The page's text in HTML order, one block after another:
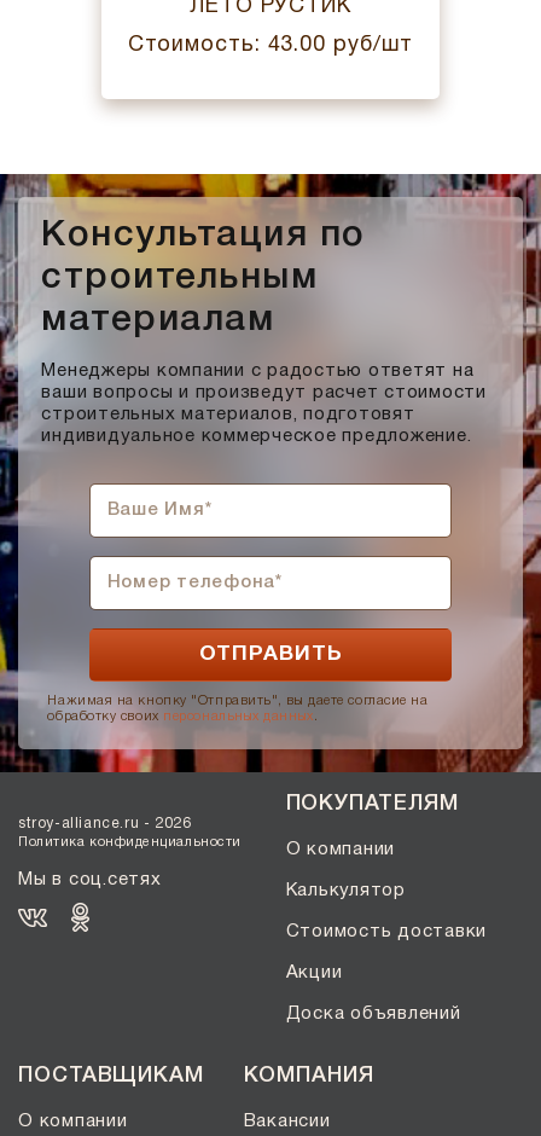
ЛЕТО РУСТИК
Стоимость: 43.00 руб/шт
Консультация по
строительным
материалам
Менеджеры компании с радостью ответят на
ваши вопросы и произведут расчет стоимости
строительных материалов, подготовят
индивидуальное коммерческое предложение.
Нажимая на кнопку "Отправить", вы даете согласие на
обработку своих персональных данных .
stroy-alliance.ru - 2026
Политика конфиденциальности
Мы в соц.сетях
ПОКУПАТЕЛЯМ
О компании
Калькулятор
Стоимость доставки
Акции
Доска объявлений
ПОСТАВЩИКАМ
О компании
КОМПАНИЯ
Вакансии